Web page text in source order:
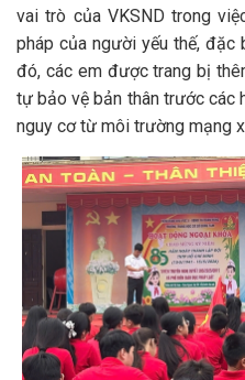
vai trò của VKSND trong
pháp của người yếu thế, đặc
đó, các em được trang bị
tự bảo vệ bản thân trước các
nguy cơ từ môi trường mạng